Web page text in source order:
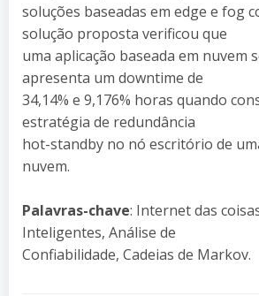
soluções baseadas em edge e fog
solução proposta verificou que
uma aplicação baseada em nuvem
apresenta um downtime de
34,14% e 9,176% horas quando
estratégia de redundância
hot-standby no nó escritório de
nuvem.
Palavras-chave: Internet das
Inteligentes, Análise de
Confiabilidade, Cadeias de Markov.